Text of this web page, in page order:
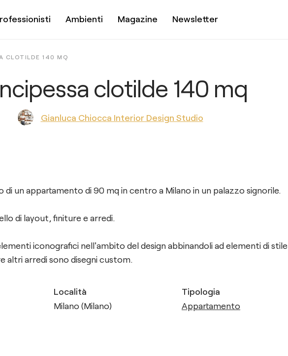
Ambienti Magazine Newsletter
CLOTILDE 140 MQ
clotilde 140 mq
Gianluca Chiocca Interior Design Studio
un appartamento di 90 mq in centro a Milano in un palazzo signorile.
di layout, finiture e arredi.
iconografici nell'ambito del design abbinandoli ad elementi di stile
altri arredi sono disegni custom.
Località
Milano (Milano)
Tipologia
Appartamento